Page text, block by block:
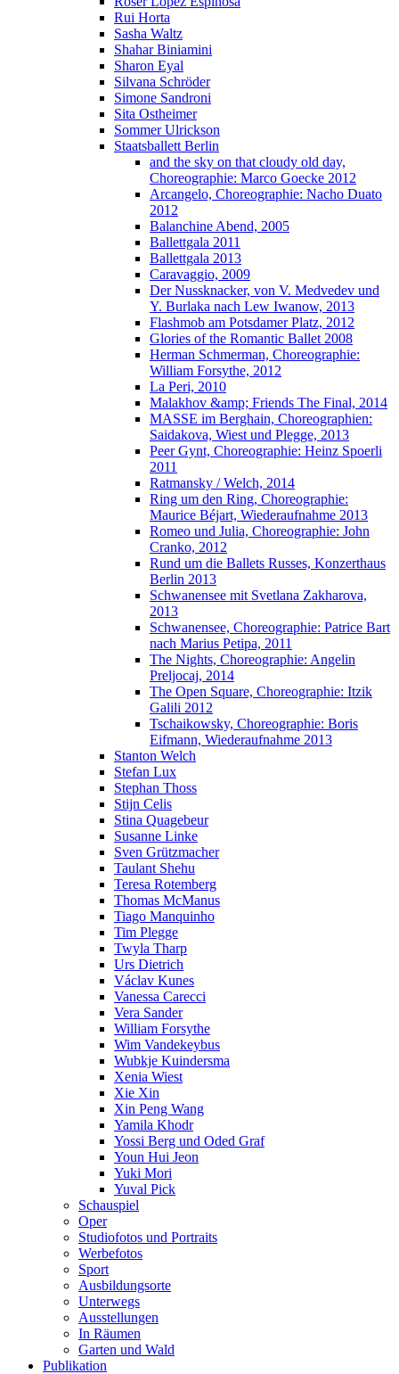
Rui Horta
Sasha Waltz
Shahar Biniamini
Sharon Eyal
Silvana Schröder
Simone Sandroni
Sita Ostheimer
Sommer Ulrickson
Staatsballett Berlin
and the sky on that cloudy old day,
Choreographie: Marco Goecke 2012
Arcangelo, Choreographie: Nacho Duato
2012
Balanchine Abend, 2005
Ballettgala 2011
Ballettgala 2013
Caravaggio, 2009
Der Nussknacker, von V. Medvedev und
Y. Burlaka nach Lew Iwanow, 2013
Flashmob am Potsdamer Platz, 2012
Glories of the Romantic Ballet 2008
Herman Schmerman, Choreographie:
William Forsythe, 2012
La Peri, 2010
Malakhov &amp; Friends The Final, 2014
MASSE im Berghain, Choreographien:
Saidakova, Wiest und Plegge, 2013
Peer Gynt, Choreographie: Heinz Spoerli
2011
Ratmansky / Welch, 2014
Ring um den Ring, Choreographie:
Maurice Béjart, Wiederaufnahme 2013
Romeo und Julia, Choreographie: John
Cranko, 2012
Rund um die Ballets Russes, Konzerthaus
Berlin 2013
Schwanensee mit Svetlana Zakharova,
2013
Schwanensee, Choreographie: Patrice Bart
nach Marius Petipa, 2011
The Nights, Choreographie: Angelin
Preljocaj, 2014
The Open Square, Choreographie: Itzik
Galili 2012
Tschaikowsky, Choreographie: Boris
Eifmann, Wiederaufnahme 2013
Stanton Welch
Stefan Lux
Stephan Thoss
Stijn Celis
Stina Quagebeur
Susanne Linke
Sven Grützmacher
Taulant Shehu
Teresa Rotemberg
Thomas McManus
Tiago Manquinho
Tim Plegge
Twyla Tharp
Urs Dietrich
Václav Kunes
Vanessa Carecci
Vera Sander
William Forsythe
Wim Vandekeybus
Wubkje Kuindersma
Xenia Wiest
Xie Xin
Xin Peng Wang
Yamila Khodr
Yossi Berg und Oded Graf
Youn Hui Jeon
Yuki Mori
Yuval Pick
Schauspiel
Oper
Studiofotos und Portraits
Werbefotos
Sport
Ausbildungsorte
Unterwegs
Ausstellungen
In Räumen
Garten und Wald
Publikation